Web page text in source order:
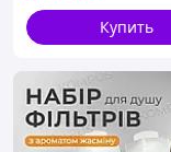
Купить